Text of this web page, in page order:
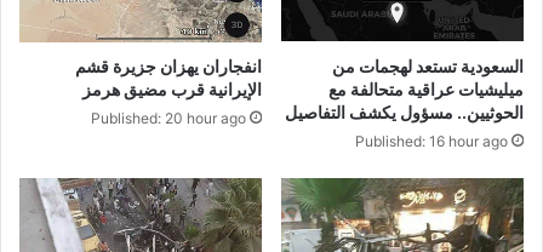
السعودية تستعد لهجمات من
ميليشيات عراقية متحالفة مع
الحوثيين.. مسؤول يكشف التفاصيل
Published: 16 hour ago
انفجاران يهزان جزيرة قشم
الإيرانية قرب مضيق هرمز
Published: 20 hour ago